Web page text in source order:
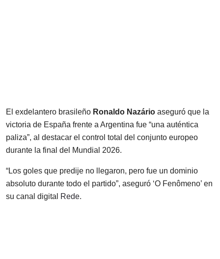
El exdelantero brasileño Ronaldo Nazário aseguró que la
victoria de España frente a Argentina fue “una auténtica
paliza”, al destacar el control total del conjunto europeo
durante la final del Mundial 2026.
“Los goles que predije no llegaron, pero fue un dominio
absoluto durante todo el partido”, aseguró ‘O Fenômeno’ en
su canal digital
Rede.